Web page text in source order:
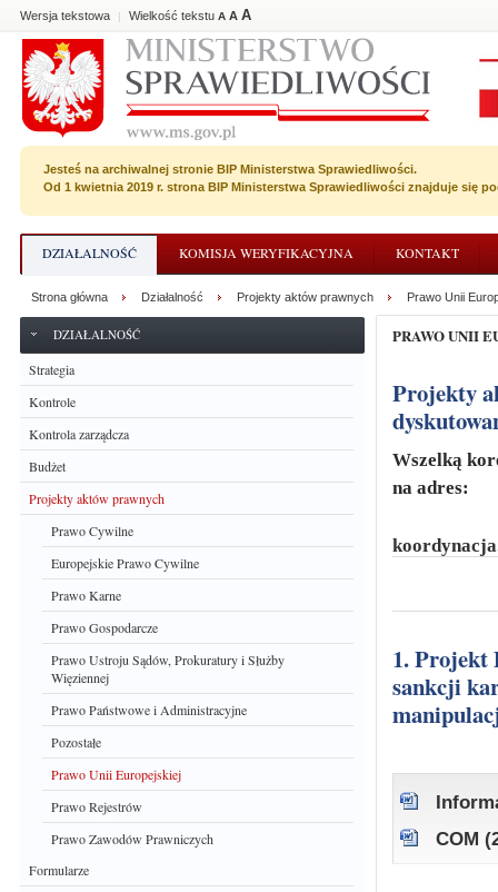
Wersja tekstowa | Wielkość tekstu A A A
Jesteś na archiwalnej stronie BIP Ministerstwa Sprawiedliwości.
Od 1 kwietnia 2019 r. strona BIP Ministerstwa Sprawiedliwości znajduje się
DZIAŁALNOŚĆ KOMISJA WERYFIKACYJNA KONTAKT
DZIAŁALNOŚĆ
Strategia
Kontrole
Kontrola zarządcza
Budżet
Projekty aktów prawnych
Prawo Cywilne
Europejskie Prawo Cywilne
Prawo Karne
Prawo Gospodarcze
Prawo Ustroju Sądów, Prokuratury i Służby
Więziennej
Prawo Państwowe i Administracyjne
Pozostałe
Prawo Unii Europejskiej
Prawo Rejestrów
Prawo Zawodów Prawniczych
Formularze
Strona główna Działalność Projekty aktów prawnych Prawo Unii
PRAWO UNII
Projekty aktów prawnych oraz dokumenty nieustawodawcze,
Wszelką
na adres:
1. Projekt Dyrektywy Parlamentu Europejskiego i Rady w sprawie
sankcji
COM